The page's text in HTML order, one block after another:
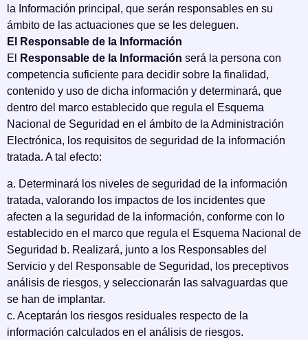
la Información principal, que serán responsables en su
ámbito de las actuaciones que se les deleguen.
El Responsable de la Información
El
Responsable de la Información será la persona con
competencia suficiente para decidir sobre la finalidad,
contenido y uso de dicha información y determinará, que
dentro del marco establecido que regula el Esquema
Nacional de Seguridad en el ámbito de la Administración
Electrónica, los requisitos de seguridad de la información
tratada. A tal efecto:
a. Determinará los niveles de seguridad de la información
tratada, valorando los impactos de los incidentes que
afecten a la seguridad de la información, conforme con lo
establecido en el marco que regula el Esquema Nacional de
Seguridad b. Realizará, junto a los Responsables del
Servicio y del Responsable de Seguridad, los preceptivos
análisis de riesgos, y seleccionarán las salvaguardas que
se han de implantar.
c. Aceptarán los riesgos residuales respecto de la
información calculados en el análisis de riesgos.